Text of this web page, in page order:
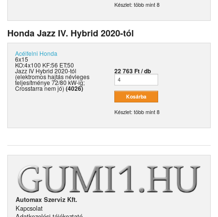
Készlet: több mint 8
Honda Jazz IV. Hybrid 2020-tól
Acélfelni Honda
6x15
KO:4x100 KF:56 ET:50
Jazz IV Hybrid 2020-tól
(elektromos hajtás névleges
teljesítménye 72/80 kW-ig;
Crosstarra nem jó) (4026)
22 763 Ft / db
Készlet: több mint 8
Automax Szerviz Kft.
Kapcsolat